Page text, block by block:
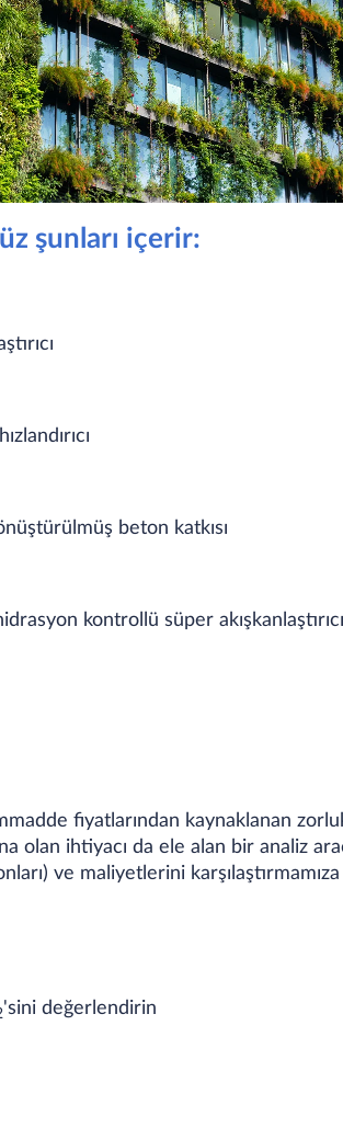
şunları içerir:
beton katkısı
kontrollü süper
fiyatlarından kaynaklanan
olan ihtiyacı da ele alan bir analiz
ve maliyetlerini
'sini değerlendirin